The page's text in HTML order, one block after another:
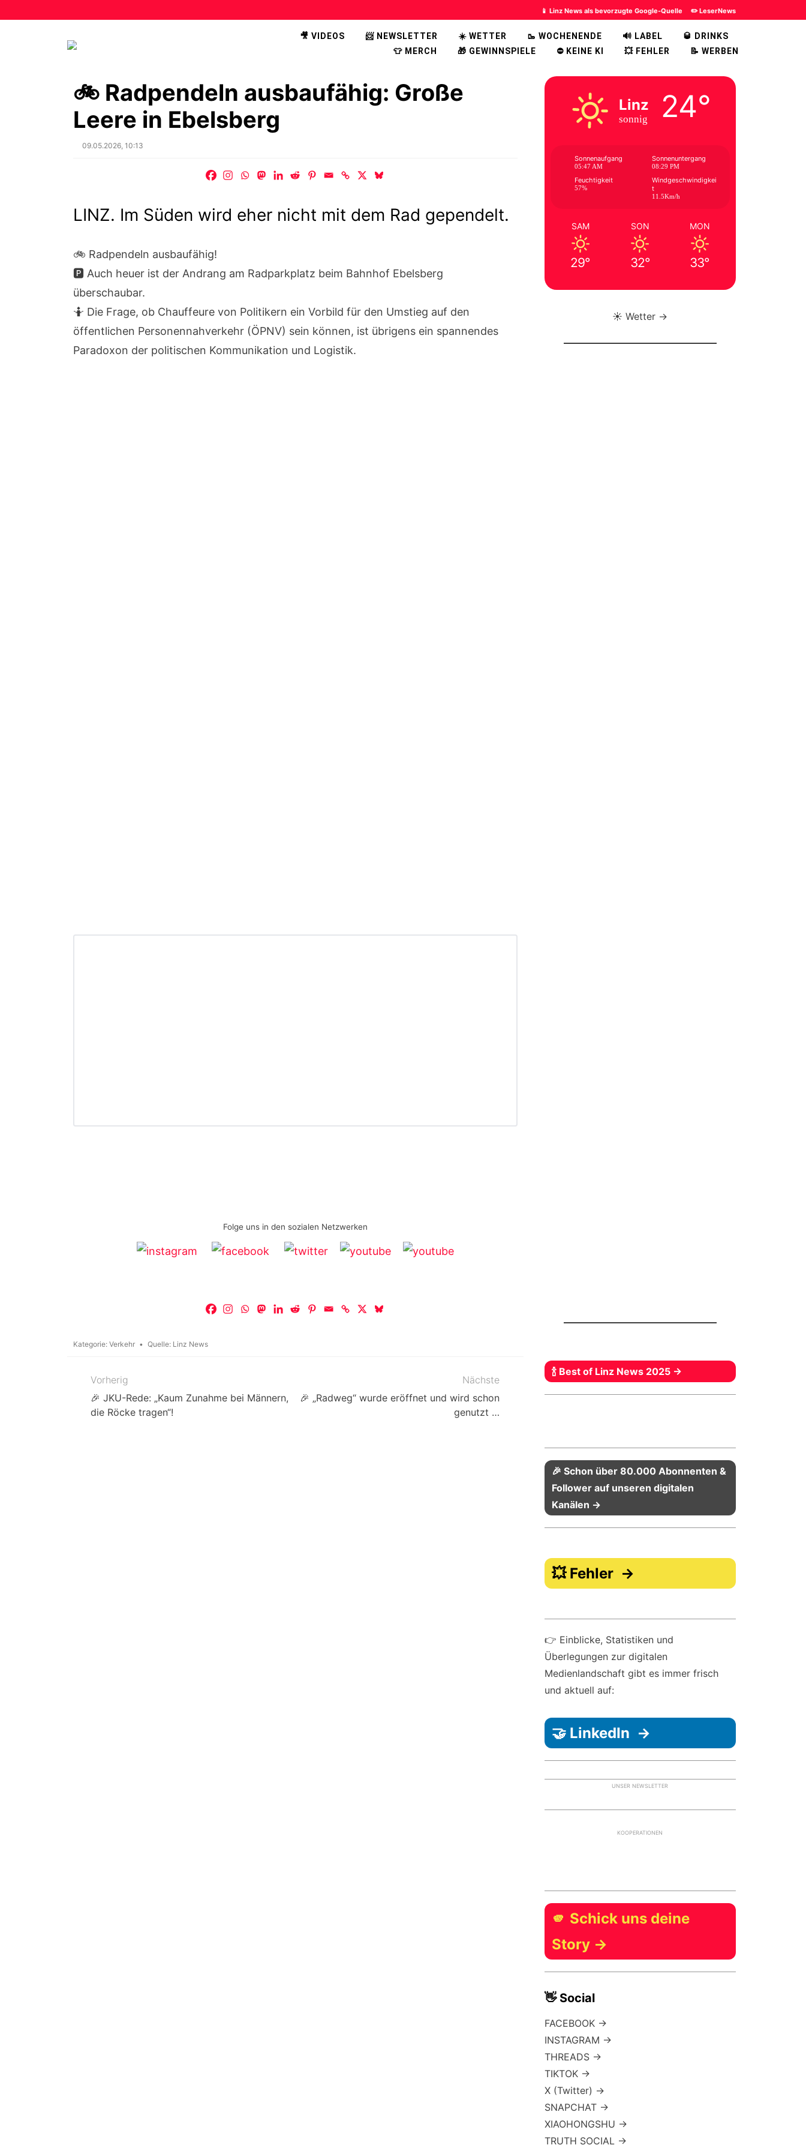
📱 Linz News als bevorzugte Google-Quelle ✏️ LeserNews
🎥 VIDEOS 📨 NEWSLETTER ☀️ WETTER 🥾 WOCHENENDE 🔊 LABEL
🥃 DRINKS
👕 MERCH
🎁 GEWINNSPIELE ⛔ KEINE KI 💥 FEHLER 📝 WERBEN
🚲 Radpendeln ausbaufähig: Große
Leere in Ebelsberg
Posted
09.05.2026, 10:13
LINZ. Im Süden wird eher nicht mit dem Rad gependelt.
🚲 Radpendeln ausbaufähig!
🅿️ Auch heuer ist der Andrang am Radparkplatz beim Bahnhof Ebelsberg
überschaubar.
🤷 Die Frage, ob Chauffeure von Politikern ein Vorbild für den Umstieg auf den
öffentlichen Personennahverkehr (ÖPNV) sein können, ist übrigens ein spannendes
Paradoxon der politischen Kommunikation und Logistik.
Folge uns in den sozialen Netzwerken
Kategorie: Verkehr Quelle: Linz News
Beitragsnavigation
Vorherig
🎉 JKU-Rede: „Kaum Zunahme bei Männern,
die Röcke tragen“!
Nächste
🎉 „Radweg“ wurde eröffnet und wird schon
genutzt …
Linz
sonnig 24°
Sonnenaufgang
05:47 AM
Sonnenuntergang
08:29 PM
Feuchtigkeit
57%
Windgeschwindigkei
t
11.5Km/h
SAM
29°
SON
32°
MON
33°
☀️ Wetter →
🍾 Best of Linz News 2025 →
🎉 Schon über 80.000 Abonnenten &
Follower auf unseren digitalen
Kanälen →
💥 Fehler →
👉 Einblicke, Statistiken und
Überlegungen zur digitalen
Medienlandschaft gibt es immer frisch
und aktuell auf:
🤝 LinkedIn →
UNSER NEWSLETTER
KOOPERATIONEN
🫵 Schick uns deine
Story →
👋 Social
FACEBOOK →
INSTAGRAM →
THREADS →
TIKTOK →
X (Twitter) →
SNAPCHAT →
XIAOHONGSHU →
TRUTH SOCIAL →